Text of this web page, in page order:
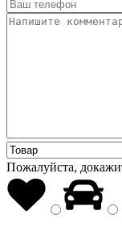
Пожалуйста,